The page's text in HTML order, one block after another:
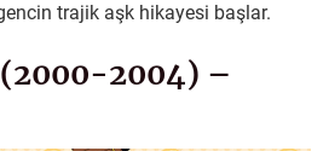
trajik aşk hikayesi başlar.
(2000-2004) –